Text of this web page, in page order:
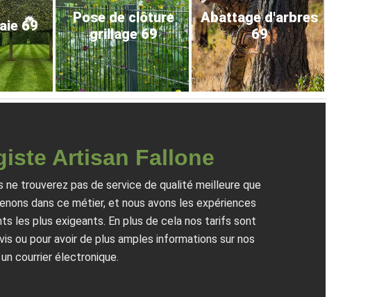
69
Pose de clôture
grillage 69
Abattage d'arbres
69
Artisan Fallone
ne trouverez pas de service de qualité meilleure que
dans ce métier, et nous avons les expériences
les plus exigeants. En plus de cela nos tarifs sont
ou pour avoir de plus amples informations sur nos
courrier électronique.